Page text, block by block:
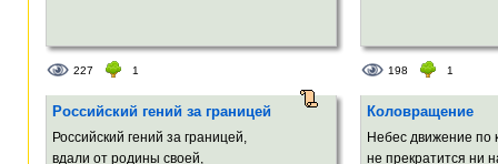
227 1 198 1
Российский гений за границей
Российский гений за границей,
вдали от родины своей,
Коловращение
Небес движение по
не прекратится ни